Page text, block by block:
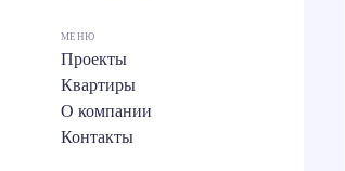
МЕНЮ
Проекты
Квартиры
О компании
Контакты